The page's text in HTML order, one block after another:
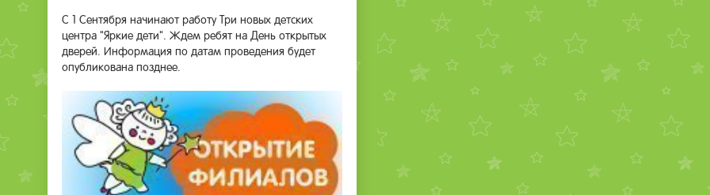
С 1 Сентября начинают работу Три новых детских
центра "Яркие дети". Ждем ребят на День открытых
дверей. Информация по датам проведения будет
опубликована позднее.